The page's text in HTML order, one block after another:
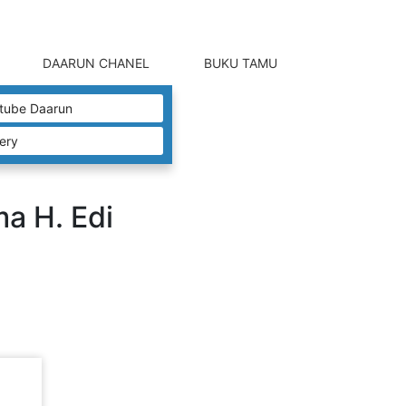
DAARUN CHANEL
Daarun
BUKU TAMU
H. Edi